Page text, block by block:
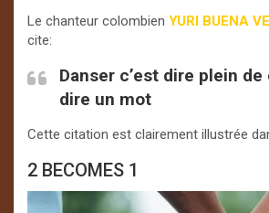
Le chanteur colombien YURI BUENA
cite:
Danser c’est dire plein
dire un mot
Cette citation est clairement illustrée
2 BECOMES 1